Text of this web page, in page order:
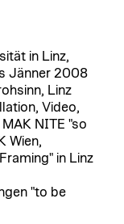
in Linz,
Jänner 2008
Linz
Video,
NITE "so
Wien,
in Linz
"to be